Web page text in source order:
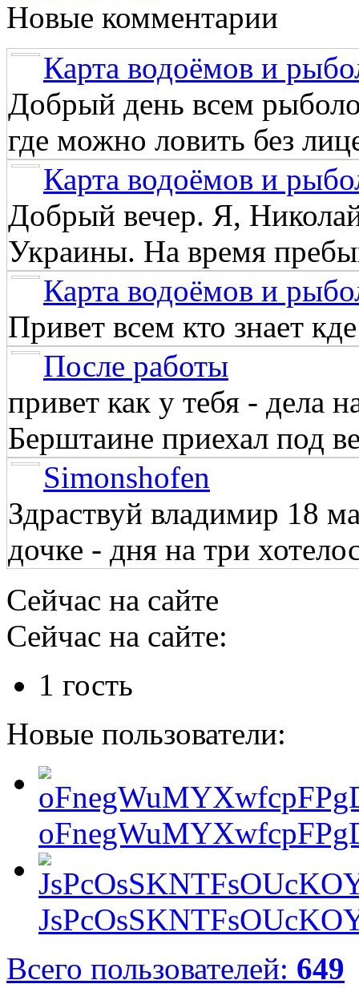
Новые комментарии
Карта водоёмов и
Добрый день всем
где можно ловить без
Карта водоёмов и
Добрый вечер. Я,
Украины. На время
Карта водоёмов и
Привет всем кто знает
После работы
привет как у тебя - дела
Берштаине приехал под
Simonshofen
Здраствуй владимир 18
дочке - дня на три
Сейчас на сайте
Сейчас на сайте:
1 гость
Новые пользователи:
Всего пользователей: 649